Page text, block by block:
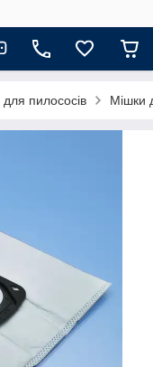
пилососів Мішки